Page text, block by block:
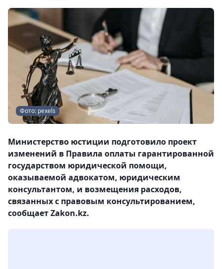
Фото: pexels
Министерство юстиции подготовило проект
изменений в Правила оплаты гарантированной
государством юридической помощи,
оказываемой адвокатом, юридическим
консультантом, и возмещения расходов,
связанных с правовым консультированием,
сообщает Zakon.kz.